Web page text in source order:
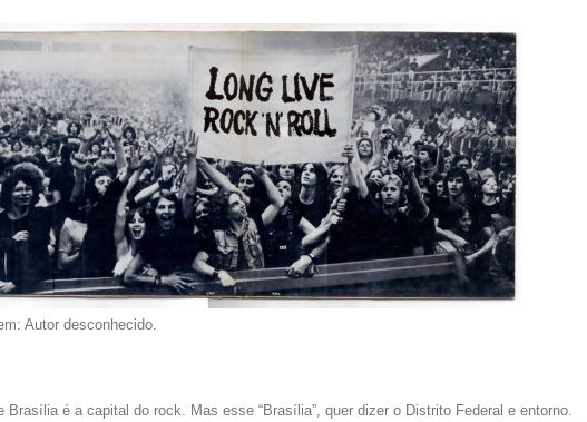
Autor desconhecido.
Brasília é a capital do rock. Mas esse “Brasília”, quer dizer o Distrito Federal e entorno.